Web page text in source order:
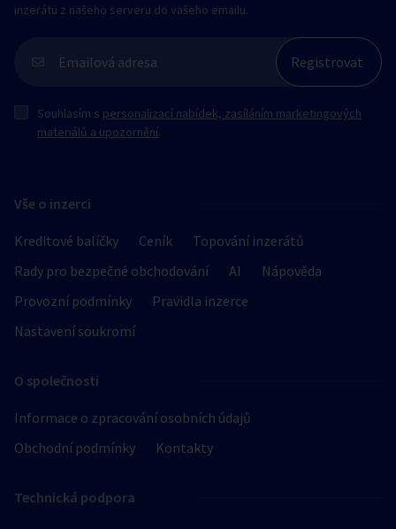
Vše o inzerci
Kreditové balíčky Ceník
Topování inzerátů
Rady pro bezpečné obchodování
AI
Nápověda
Provozní podmínky
Pravidla inzerce
Nastavení soukromí
O společnosti
Informace o zpracování osobních údajů
Obchodní podmínky
Kontakty
Technická podpora
inzerátu z našeho serveru do vašeho emailu.
Souhlasím s personalizací nabídek, zasíláním marketingových
materiálů a upozornění.